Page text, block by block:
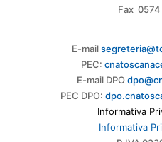
Fax
E-mail
PEC:
E-mail DPO
PEC DPO:
Informativa
Informativa